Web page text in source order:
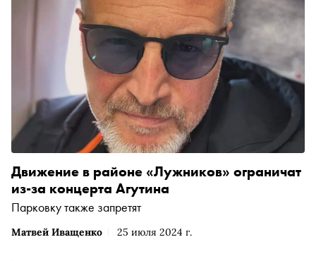
Матвей Иващенко 25 июля 2024 г.
Движение в районе «Лужников» ограничат
из-за концерта Агутина
Парковку также запретят